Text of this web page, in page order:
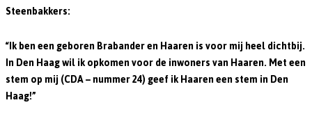
Steenbakkers:
“Ik ben een geboren Brabander en Haaren is voor mij heel dichtbij.
In Den Haag wil ik opkomen voor de inwoners van Haaren. Met een
stem op mij (CDA – nummer 24) geef ik Haaren een stem in Den
Haag!”